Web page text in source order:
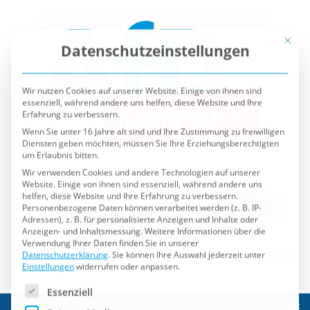
Datenschutzeinstellungen
Wir nutzen Cookies auf unserer Website. Einige von ihnen sind
Erfahrung zu verbessern.
Wenn Sie unter 16 Jahre alt sind und Ihre Zustimmung zu freiwilligen
um Erlaubnis bitten.
Wir verwenden Cookies und andere Technologien auf unserer
helfen, diese Website und Ihre Erfahrung zu verbessern.
Personenbezogene Daten können verarbeitet werden (z. B. IP-
Adressen), z. B. für personalisierte Anzeigen und Inhalte oder
Anzeigen- und Inhaltsmessung.Weitere Informationen über die
Verwendung Ihrer Daten finden Sie in unserer
Datenschutzerklärung.Sie können Ihre Auswahl jederzeit unter
Einstellungenwiderrufen oder anpassen.
Es folgt eine Liste der Service-Gruppen, für die eine
Essenziell
Externe Medien